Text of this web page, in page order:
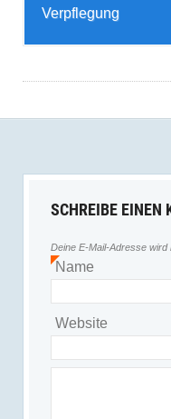
Verpflegung
SCHREIBE EINEN
Deine E-Mail-Adresse wird
Name
*
Website